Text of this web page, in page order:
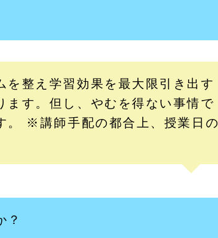
整え学習効果を最大限引き出す
ます。但し、やむを得ない事情で
。 ※講師手配の都合上、授業日の
？